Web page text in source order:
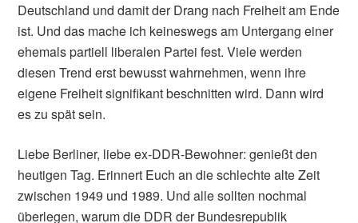
Deutschland und damit der Drang nach Freiheit am Ende
ist. Und das mache ich keineswegs am Untergang einer
ehemals partiell liberalen Partei fest. Viele werden
diesen Trend erst bewusst wahrnehmen, wenn ihre
eigene Freiheit signifikant beschnitten wird. Dann wird
es zu spät sein.
Liebe Berliner, liebe ex-DDR-Bewohner: genießt den
heutigen Tag. Erinnert Euch an die schlechte alte Zeit
zwischen 1949 und 1989. Und alle sollten nochmal
überlegen, warum die DDR der Bundesrepublik